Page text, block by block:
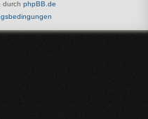
durch phpBB.de